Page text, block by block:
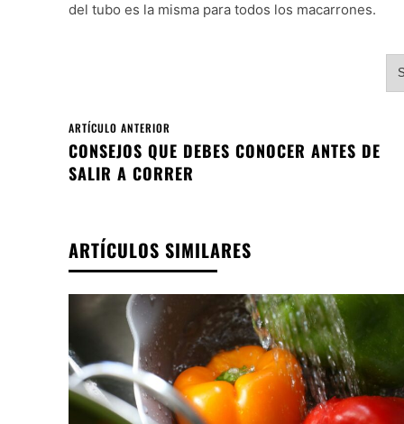
del tubo es la misma para todos los macarrones.
ARTÍCULO ANTERIOR
CONSEJOS QUE DEBES CONOCER ANTES DE
SALIR A CORRER
ARTÍCULOS SIMILARES